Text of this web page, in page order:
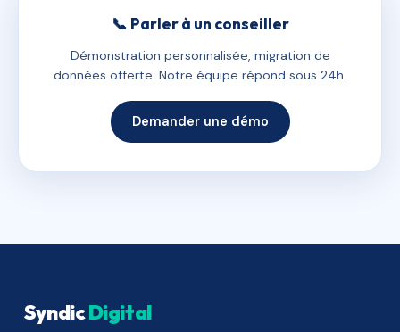
📞 Parler à un conseiller
Démonstration personnalisée, migration de
données offerte. Notre équipe répond sous 24h.
Demander une démo
SyndicDigital